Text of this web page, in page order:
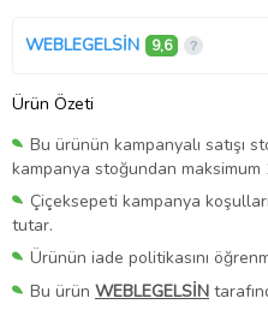
WEBLEGELSİN 9,6
Ürün Özeti
Bu ürünün kampanyalı satışı
kampanya stoğundan maksimum
Çiçeksepeti kampanya
tutar.
Ürünün iade politikasını
Bu ürün WEBLEGELSİN